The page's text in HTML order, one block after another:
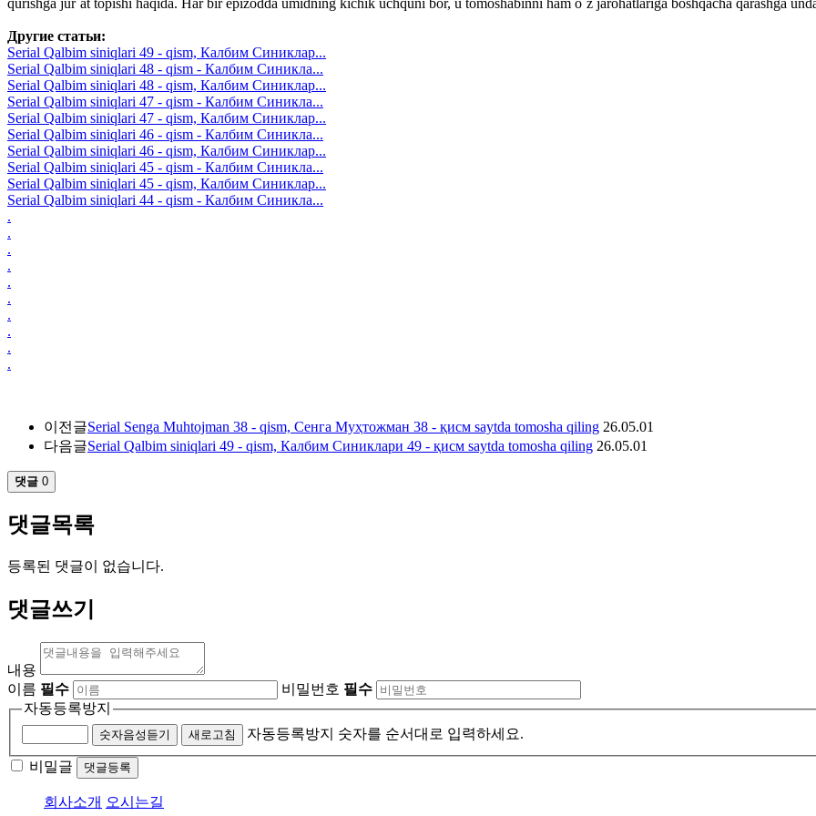
Другие статьи:
Serial Qalbim siniqlari 49 - qism, Калбим Синиклар...
Serial Qalbim siniqlari 48 - qism - Калбим Синикла...
Serial Qalbim siniqlari 48 - qism, Калбим Синиклар...
Serial Qalbim siniqlari 47 - qism - Калбим Синикла...
Serial Qalbim siniqlari 47 - qism, Калбим Синиклар...
Serial Qalbim siniqlari 46 - qism - Калбим Синикла...
Serial Qalbim siniqlari 46 - qism, Калбим Синиклар...
Serial Qalbim siniqlari 45 - qism - Калбим Синикла...
Serial Qalbim siniqlari 45 - qism, Калбим Синиклар...
Serial Qalbim siniqlari 44 - qism - Калбим Синикла...
.
.
.
.
.
.
.
.
.
.
이전글Serial Senga Muhtojman 38 - qism, Сенга Муҳтожман 38 - қисм saytda tomosha qiling 26.05.01
다음글Serial Qalbim siniqlari 49 - qism, Калбим Синиклари 49 - қисм saytda tomosha qiling 26.05.01
댓글 0
댓글목록
등록된 댓글이 없습니다.
댓글쓰기
내용
이름 필수 비밀번호 필수
자동등록방지
숫자음성듣기 새로고침 자동등록방지 숫자를 순서대로 입력하세요.
비밀글 댓글등록
회사소개 오시는길